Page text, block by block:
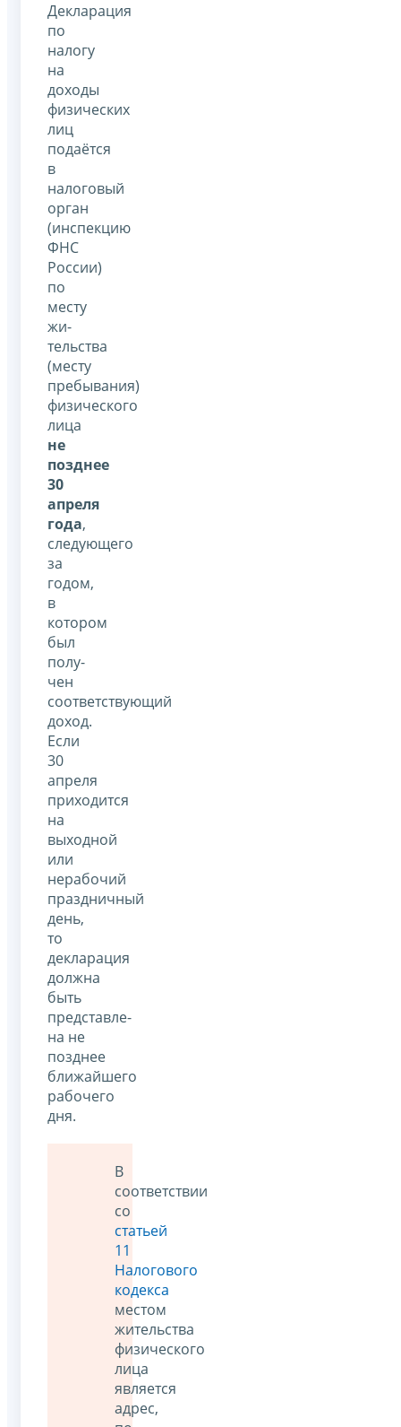
Декларация
по
налогу
на
доходы
физических
лиц
подаётся
в
налоговый
орган
(инспекцию
ФНС
России)
по
месту
жи­
тельства
(месту
пребывания)
физического
лица
не
позднее
30
апреля
года,
следующего
за
годом,
в
котором
был
полу­
чен
соответствующий
доход.
Если
30
апреля
приходится
на
выходной
или
нерабочий
праздничный
день,
то
декларация
должна
быть
представле­
на не
позднее
ближайшего
рабочего
дня.
В
соответствии
со
статьей
11
Налогового
кодекса
местом
жительства
физического
лица
является
адрес,